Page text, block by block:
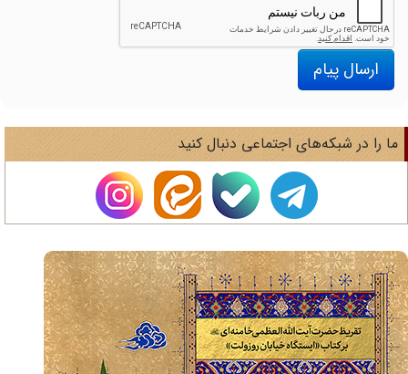
ارسال پیام
را در شبکه‌های اجتماعی دنبال کنید